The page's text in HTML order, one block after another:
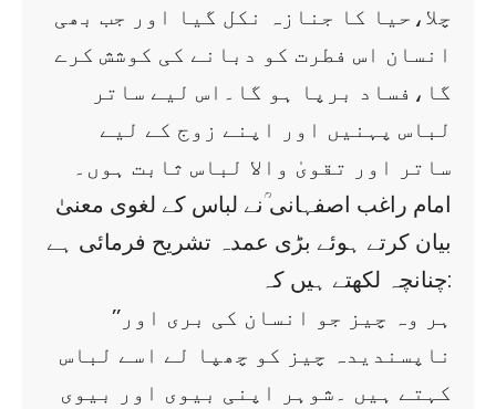
چلا،حیا کا جنازہ نکل گیا اور جب بھی
انسان اس فطرت کو دبانے کی کوشش کرے
گا،فساد برپا ہو گا۔اس لیے ساتر
لباس پہنیں اور اپنے زوج کے لیے
ساتر اور تقویٰ والا لباس ثابت ہوں۔
امام راغب اصفہانی ؒنے لباس کے لغوی معنیٰ
بیان کرتے ہوئے بڑی عمدہ تشریح فرمائی ہے
چنانچہ لکھتے ہیں کہ:
’’ہر وہ چیز جو انسان کی بری اور
ناپسندیدہ چیز کو چھپا لے اسے لباس
کہتے ہیں ۔شوہر اپنی بیوی اور بیوی